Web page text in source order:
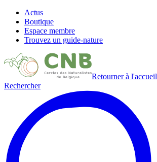
Actus
Boutique
Espace membre
Trouvez un guide-nature
Retourner à l'accueil
Rechercher